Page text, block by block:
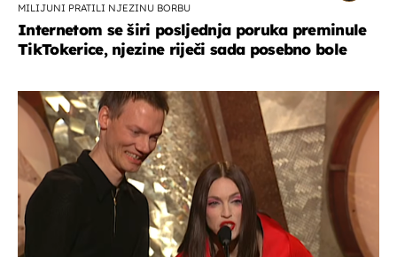
MILIJUNI PRATILI NJEZINU BORBU
Internetom se širi posljednja poruka preminule
TikTokerice, njezine riječi sada posebno bole